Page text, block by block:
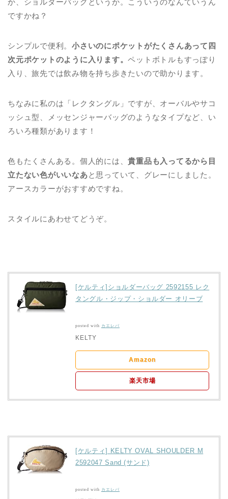
か、ショルダーバッグというか。こういうのなんていうん
ですかね？
シンプルで便利。小さいのにポケットがたくさんあって四
次元ポケットのように入ります。ペットボトルもすっぽり
入り、旅先では飲み物を持ち歩きたいので助かります。
ちなみに私のは「レクタングル」ですが、オーバルやサコ
ッシュ型、メッセンジャーバッグのようなタイプなど、い
ろいろ種類があります！
色もたくさんある。個人的には、貴重品も入ってるから目
立たない色がいいなあと思っていて、グレーにしました。
アースカラーがおすすめですね。
スタイルにあわせてどうぞ。
[ケルティ]ショルダーバッグ 2592155 レク
タングル・ジップ・ショルダー オリーブ
posted with カエレバ
KELTY
Amazon
楽天市場
[ケルティ] KELTY OVAL SHOULDER M
2592047 Sand (サンド)
posted with カエレバ